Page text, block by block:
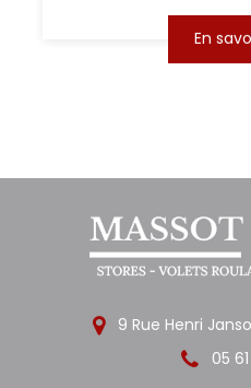
En
9 Rue Henri
05